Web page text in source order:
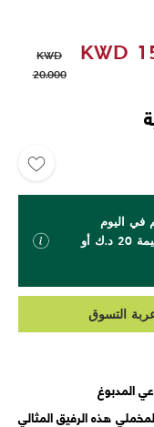
KWD
KWD
20.000
للتسليم في اليوم
التالي. توصيل مجاني عند التسوق بقيمة 20 د.ك أو
التسوق
المدبوغ
هذه الرفيق المثالي